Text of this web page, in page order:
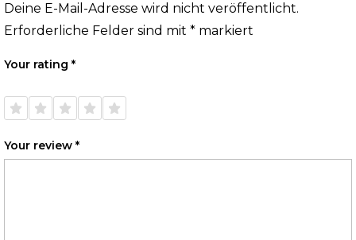
Deine E-Mail-Adresse wird nicht veröffentlicht.
Erforderliche Felder sind mit * markiert
Your rating *
Your review *